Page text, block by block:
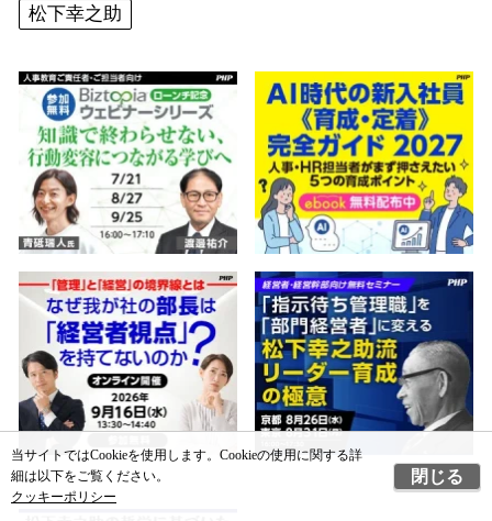
松下幸之助
当サイトではCookieを使用します。Cookieの使用に関する詳
細は以下をご覧ください。
クッキーポリシー
閉じる